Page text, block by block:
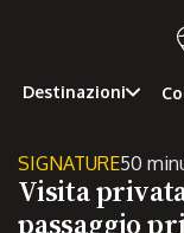
Destinazioni
SIGNATURE50
Visita
passaggio